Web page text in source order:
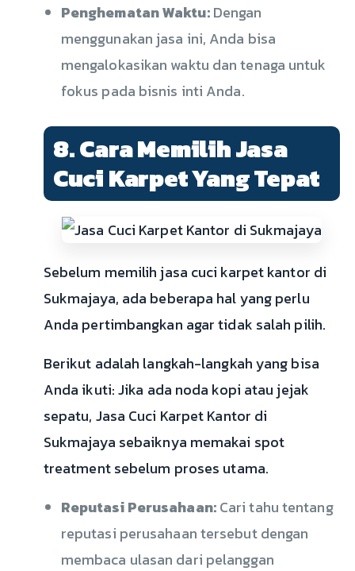
Penghematan Waktu:Dengan
menggunakan jasa ini, Anda bisa
mengalokasikan waktu dan tenaga untuk
fokus pada bisnis inti Anda.
8. Cara Memilih Jasa
Cuci Karpet Yang Tepat
Sebelum memilih jasa cuci karpet kantor di
Sukmajaya, ada beberapa hal yang perlu
Anda pertimbangkan agar tidak salah pilih.
Berikut adalah langkah-langkah yang bisa
Anda ikuti: Jika ada noda kopi atau jejak
sepatu, Jasa Cuci Karpet Kantor di
Sukmajaya sebaiknya memakai spot
treatment sebelum proses utama.
Reputasi Perusahaan:Cari tahu tentang
reputasi perusahaan tersebut dengan
membaca ulasan dari pelanggan